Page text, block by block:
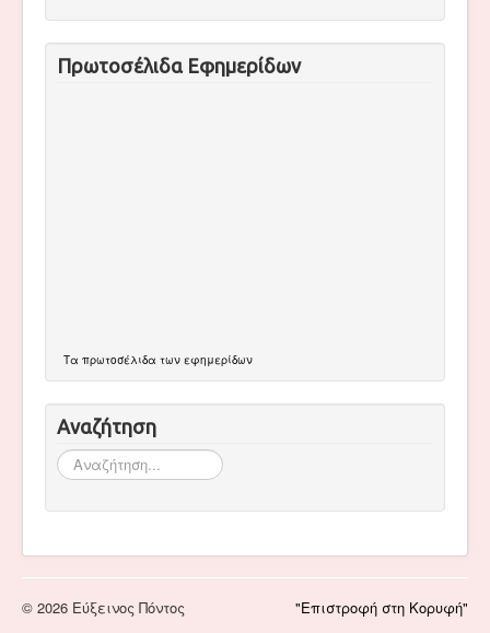
Πρωτοσέλιδα Εφημερίδων
Τα πρωτοσέλιδα των εφημερίδων
Αναζήτηση
Αναζήτηση...
"Επιστροφή στη Κορυφή"
© 2026 Εύξεινος Πόντος